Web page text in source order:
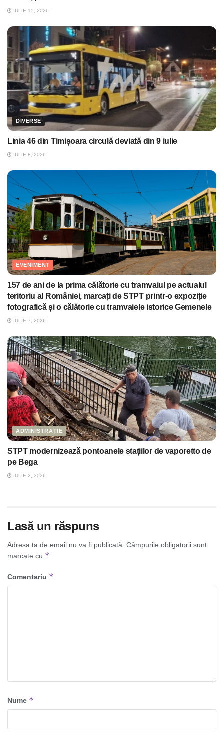
IULIE 15, 2026
DIVERSE
Linia 46 din Timișoara circulă deviată din 9 iulie
IULIE 8, 2026
EVENIMENT
157 de ani de la prima călătorie cu tramvaiul pe actualul
teritoriu al României, marcați de STPT printr-o expoziție
fotografică și o călătorie cu tramvaiele istorice Gemenele
IULIE 7, 2026
ADMINISTRAȚIE
STPT modernizează pontoanele stațiilor de vaporetto de
pe Bega
IULIE 2, 2026
Lasă un răspuns
Adresa ta de email nu va fi publicată. Câmpurile obligatorii sunt
marcate cu *
Comentariu *
Nume *